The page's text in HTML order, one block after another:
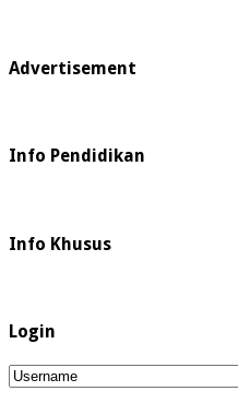
Advertisement
Info Pendidikan
Info Khusus
Login